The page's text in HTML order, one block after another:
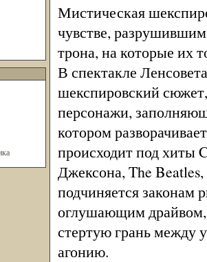
Мистическая
чувстве,
трона, на которые их
В спектакле
шекспировский
персонажи,
котором
происходит под хиты
Джексона, The
подчиняется законам
оглушающим драйвом,
стертую грань между
агонию.